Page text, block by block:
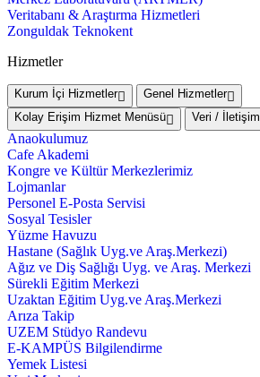
Veritabanı & Araştırma Hizmetleri
Zonguldak Teknokent
Hizmetler
Kurum İçi Hizmetler
Genel Hizmetler
Kolay Erişim Hizmet Menüsü
Veri / İletişim
Anaokulumuz
Cafe Akademi
Kongre ve Kültür Merkezlerimiz
Lojmanlar
Personel E-Posta Servisi
Sosyal Tesisler
Yüzme Havuzu
Hastane (Sağlık Uyg.ve Araş.Merkezi)
Ağız ve Diş Sağlığı Uyg. ve Araş. Merkezi
Sürekli Eğitim Merkezi
Uzaktan Eğitim Uyg.ve Araş.Merkezi
Arıza Takip
UZEM Stüdyo Randevu
E-KAMPÜS Bilgilendirme
Yemek Listesi